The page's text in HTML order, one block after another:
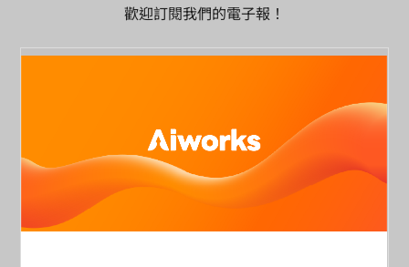
歡迎訂閱我們的電子報！